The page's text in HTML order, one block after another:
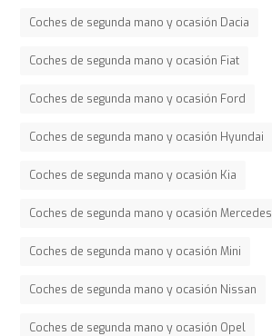
Coches de segunda mano y ocasión Dacia
Coches de segunda mano y ocasión Fiat
Coches de segunda mano y ocasión Ford
Coches de segunda mano y ocasión Hyundai
Coches de segunda mano y ocasión Kia
Coches de segunda mano y ocasión Mercedes
Coches de segunda mano y ocasión Mini
Coches de segunda mano y ocasión Nissan
Coches de segunda mano y ocasión Opel